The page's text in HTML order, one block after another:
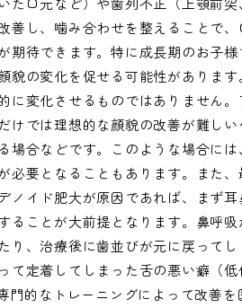
善し、噛み合わせを整えることで
期待できます。特に成長期のお子
貌の変化を促せる可能性がありま
に変化させるものではありません
けでは理想的な顔貌の改善が難し
場合などです。このような場合に
必要となることもあります。また
ノイド肥大が原因であれば、まず
ることが大前提となります。鼻呼
り、治療後に歯並びが元に戻って
て定着してしまった舌の悪い癖（
門的なトレーニングによって改善